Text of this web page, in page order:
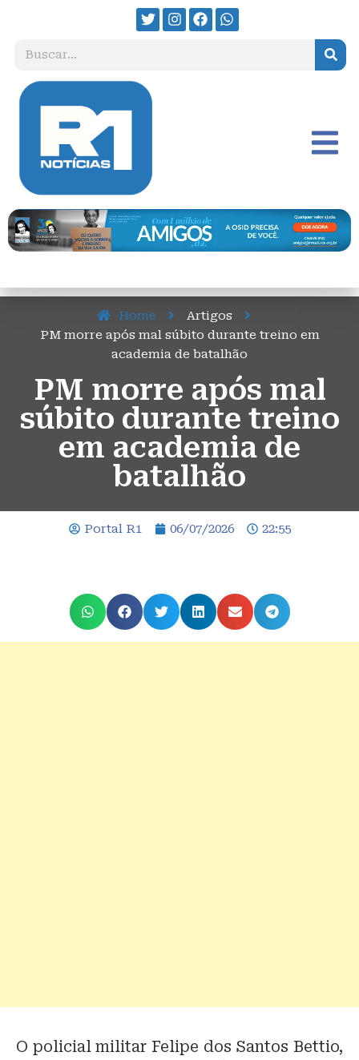
Home
Artigos
PM morre após mal súbito durante treino em
academia de batalhão
PM morre após mal
súbito durante treino
em academia de
batalhão
Portal R1 06/07/2026 22:55
O policial militar Felipe dos Santos Bettio,